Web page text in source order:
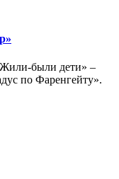
были дети» –
по Фаренгейту».